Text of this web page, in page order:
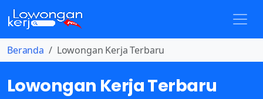
Beranda Lowongan Kerja Terbaru
Lowongan Kerja Terbaru